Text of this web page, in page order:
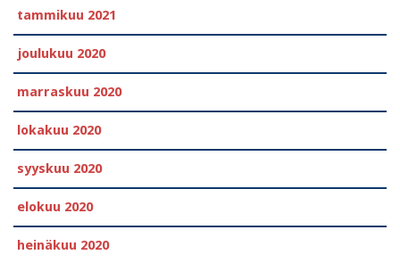
tammikuu 2021
joulukuu 2020
marraskuu 2020
lokakuu 2020
syyskuu 2020
elokuu 2020
heinäkuu 2020